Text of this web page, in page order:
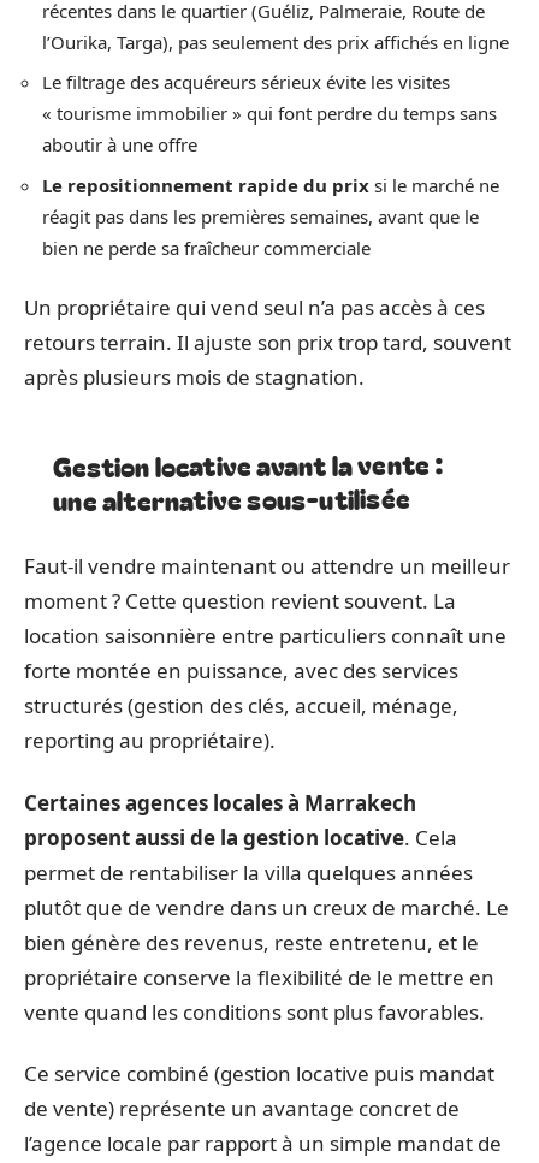
récentes dans le quartier (Guéliz, Palmeraie, Route de
l’Ourika, Targa), pas seulement des prix affichés en ligne
Le filtrage des acquéreurs sérieux évite les visites
« tourisme immobilier » qui font perdre du temps sans
aboutir à une offre
Le repositionnement rapide du prix si le marché ne
réagit pas dans les premières semaines, avant que le
bien ne perde sa fraîcheur commerciale
Un propriétaire qui vend seul n’a pas accès à ces
retours terrain. Il ajuste son prix trop tard, souvent
après plusieurs mois de stagnation.
Gestion locative avant la vente :
une alternative sous-utilisée
Faut-il vendre maintenant ou attendre un meilleur
moment ? Cette question revient souvent. La
location saisonnière entre particuliers connaît une
forte montée en puissance, avec des services
structurés (gestion des clés, accueil, ménage,
reporting au propriétaire).
Certaines agences locales à Marrakech
proposent aussi de la gestion locative. Cela
permet de rentabiliser la villa quelques années
plutôt que de vendre dans un creux de marché. Le
bien génère des revenus, reste entretenu, et le
propriétaire conserve la flexibilité de le mettre en
vente quand les conditions sont plus favorables.
Ce service combiné (gestion locative puis mandat
de vente) représente un avantage concret de
l’agence locale par rapport à un simple mandat de